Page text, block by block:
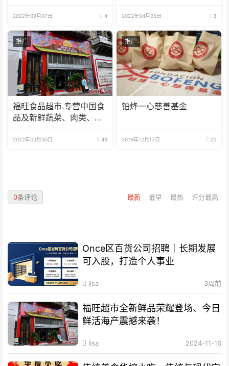
2022年09月07日 4 2022年04月05日 3
推广
福旺食品超市.专营中国食
品及新鲜蔬菜、肉类、
2022年03月30日 49
推广
铂烽一心慈善基金
2019年12月17日 20
最新 最早 最热 评分最高
0条评论
Once区百货公司招聘｜长期发展
可入股，打造个人事业
lisa 3周前
福旺超市全新鲜品荣耀登场、今日
鲜活海产震撼来袭！
lisa 2024-11-16